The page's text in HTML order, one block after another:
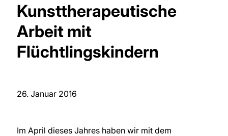
Kunsttherapeutische
Arbeit mit
Flüchtlingskindern
26. Januar 2016
Im April dieses Jahres haben wir mit dem